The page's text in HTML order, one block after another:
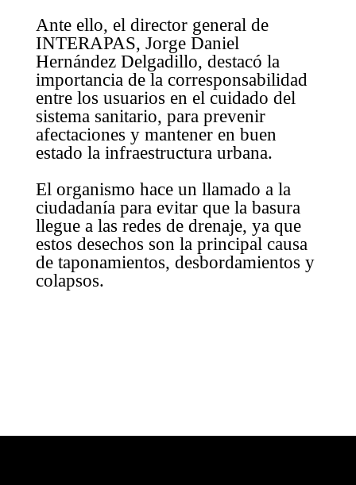
Ante ello, el director general de
INTERAPAS, Jorge Daniel
Hernández Delgadillo, destacó la
importancia de la corresponsabilidad
entre los usuarios en el cuidado del
sistema sanitario, para prevenir
afectaciones y mantener en buen
estado la infraestructura urbana.
El organismo hace un llamado a la
ciudadanía para evitar que la basura
llegue a las redes de drenaje, ya que
estos desechos son la principal causa
de taponamientos, desbordamientos y
colapsos.